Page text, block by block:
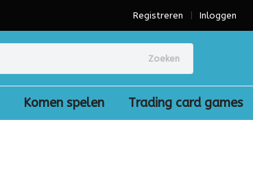
Inloggen
Registreren
Zoeken
Komen spelen Trading card games